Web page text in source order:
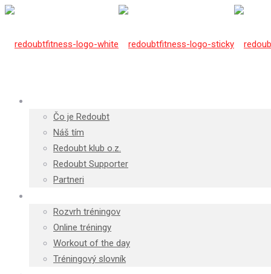
Čo je Redoubt
Náš tím
Redoubt klub o.z.
Redoubt Supporter
Partneri
Rozvrh tréningov
Online tréningy
Workout of the day
Tréningový slovník